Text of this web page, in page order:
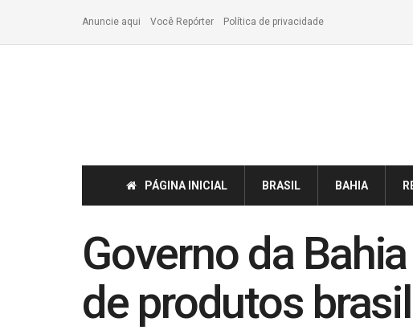
Anuncie aqui Você Repórter Política de privacidade
PÁGINA INICIAL BRASIL BAHIA
Governo da
de produtos